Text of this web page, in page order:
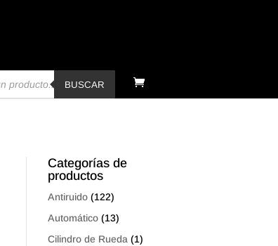
BUSCAR
Categorías de
productos
Antiruido (122)
Automático (13)
Cilindro de Rueda (1)